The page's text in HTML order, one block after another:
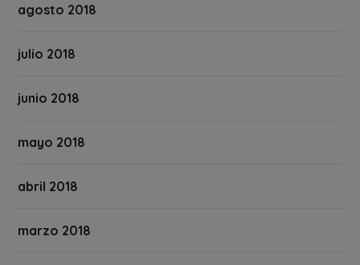
agosto 2018
julio 2018
junio 2018
mayo 2018
abril 2018
marzo 2018